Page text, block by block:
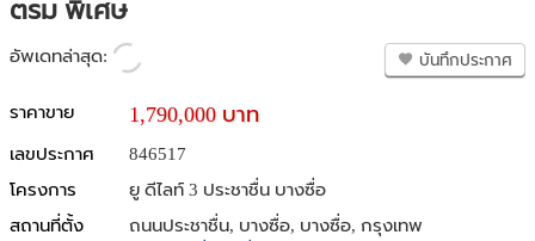
ตรม พิเศษ
อัพเดทล่าสุด: บันทึกประกาศ
ราคาขาย 1,790,000 บาท
เลขประกาศ
846517
โครงการ
ยู ดีไลท์ 3 ประชาชื่น บางซื่อ
สถานที่ตั้ง
ถนนประชาชื่น, บางซื่อ, บางซื่อ, กรุงเทพ